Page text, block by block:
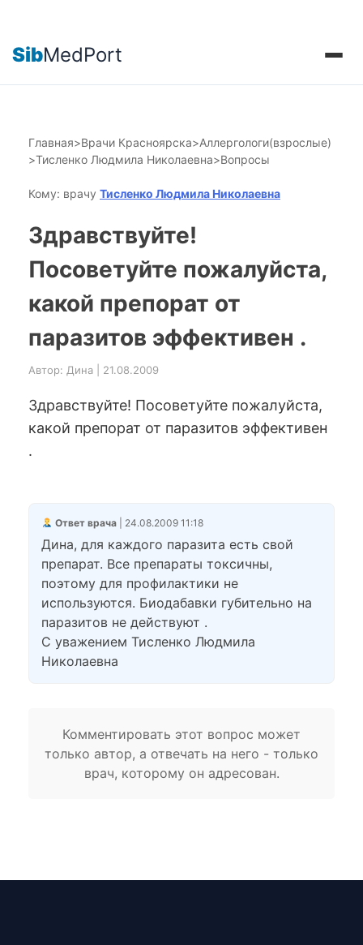
SibMedPort
Главная>Врачи Красноярска>Аллергологи(взрослые)
>Тисленко Людмила Николаевна>Вопросы
Кому: врачу Тисленко Людмила Николаевна
Здравствуйте!
Посоветуйте пожалуйста,
какой препорат от
паразитов эффективен .
Автор: Дина | 21.08.2009
Здравствуйте! Посоветуйте пожалуйста,
какой препорат от паразитов эффективен
.
Ответ врача| 24.08.2009 11:18
Дина, для каждого паразита есть свой
препарат. Все препараты токсичны,
поэтому для профилактики не
используются. Биодабавки губительно на
паразитов не действуют .
С уважением Тисленко Людмила
Николаевна
Комментировать этот вопрос может
только автор, а отвечать на него - только
врач, которому он адресован.